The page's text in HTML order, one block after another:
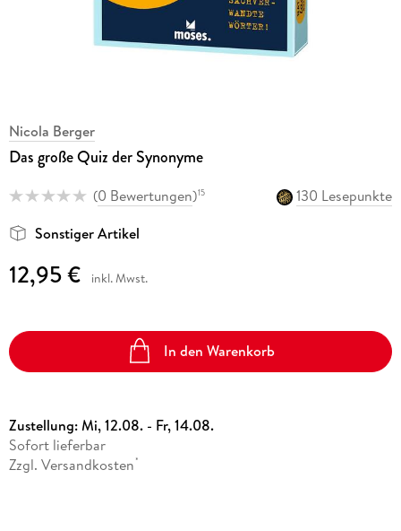
Nicola Berger
Das große Quiz der Synonyme
(0 Bewertungen)15
130 Lesepunkte
Sonstiger Artikel
12,95 € inkl. Mwst.
In den Warenkorb
Zustellung:Mi, 12.08. - Fr, 14.08.
Sofort lieferbar
Zzgl. Versandkosten *